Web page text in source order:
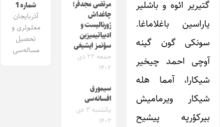
گتیریر ائوه و باشلیر
یاراسین باغلاماغا.
سونکی گون گینه
آوچی احمد چیخیر
شیکارا، آمما هله
شیکار ویرمامیش
بیرکؤرپه پیشیح
مرتضی مجدفر؛
چاغداش
‌ژورنالیست و
ادبیاتیمیزین
سؤنمز ایشیغی
جمعه ۲۲ دی
۱۴۰۲
سیمورق
افسانه‌سی
یکشنبه ۳ دی
۱۴۰۲
شماره 1
آذربایجان
معلم‌لری و
تحصیل
مساله‌سی